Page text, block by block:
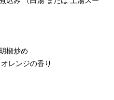
椒炒め
レンジの香り